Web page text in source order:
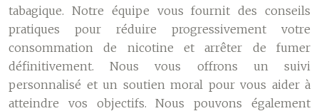
tabagique. Notre équipe vous fournit des conseils
pratiques pour réduire progressivement votre
consommation de nicotine et arrêter de fumer
définitivement. Nous vous offrons un suivi
personnalisé et un soutien moral pour vous aider à
atteindre vos objectifs. Nous pouvons également